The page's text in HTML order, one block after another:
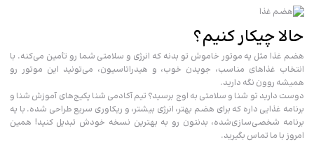
حالا چیکار کنیم؟
هضم غذا مثل یه موتور خاموش تو بدنه که انرژی و سلامتی شما رو تأمین می‌کنه. با
انتخاب غذاهای مناسب، جویدن خوب، و هیدراتاسیون، می‌تونید این موتور رو
همیشه روون نگه دارید.
دوست دارید تو شنا و سلامتی به اوج برسید؟ تیم آکادمی شنا پکیج‌های آموزش شنا و
برنامه غذایی داره که برای هضم بهتر، انرژی بیشتر، و ریکاوری سریع طراحی شده. با یه
برنامه شخصی‌سازی‌شده، بدنتون رو به بهترین نسخه خودش تبدیل کنید! همین
امروز با ما تماس بگیرید.